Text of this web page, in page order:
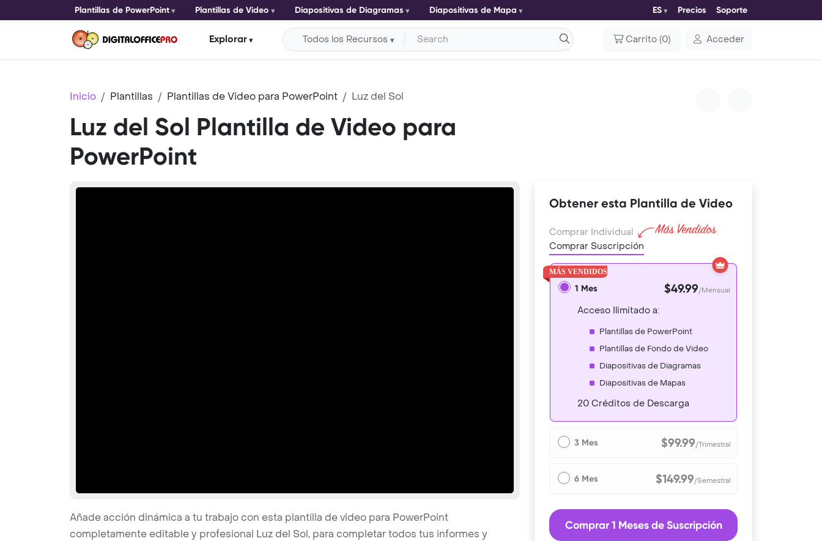
Plantillas de PowerPoint Plantillas de Video Diapositivas de Diagramas Diapositivas de Mapa ES Precios Soporte
Explorar Todos los Recursos Carrito (0) Acceder
Inicio Plantillas Plantillas de Video para PowerPoint Luz del Sol
Luz del Sol Plantilla de Video para
PowerPoint
Añade acción dinámica a tu trabajo con esta plantilla de video para PowerPoint
completamente editable y profesional Luz del Sol, para completar todos tus informes y
Obtener esta Plantilla de Video
Comprar Individual
Comprar Suscripción
1 Mes $49.99/Mensual
Acceso Ilimitado a:
Plantillas de PowerPoint
Plantillas de Fondo de Video
Diapositivas de Diagramas
Diapositivas de Mapas
20 Créditos de Descarga
3 Mes $99.99/Trimestral
6 Mes $149.99/Semestral
Comprar 1 Meses de Suscripción